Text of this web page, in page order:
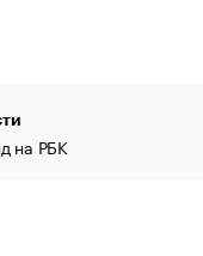
на РБК